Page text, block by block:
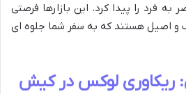
به فرد را پیدا کرد. این بازارها فرصتی
اصیل هستند که به سفر شما جلوه ای
ریکاوری لوکس در کیش